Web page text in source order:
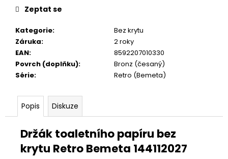
Kategorie:
Bez krytu
Záruka:
2 roky
EAN:
8592207010330
Povrch (doplňku):
Bronz (česaný)
Série: Retro (Bemeta)
Zeptat se
Popis Diskuze
Držák toaletního papíru bez
krytu Retro Bemeta 144112027